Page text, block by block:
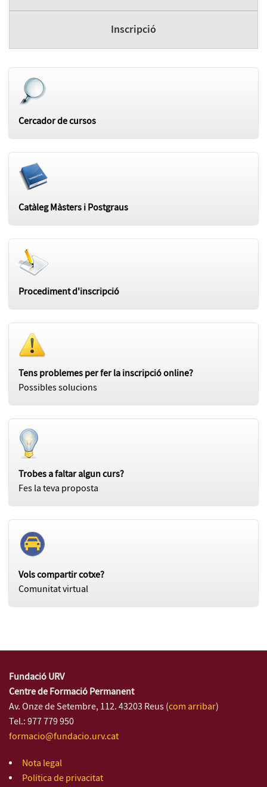
Inscripció
Cercador de cursos
Catàleg Màsters i Postgraus
Procediment d'inscripció
Tens problemes per fer la inscripció online?
Possibles solucions
Trobes a faltar algun curs?
Fes la teva proposta
Vols compartir cotxe?
Comunitat virtual
Fundació URV
Centre de Formació Permanent
Av. Onze de Setembre, 112. 43203 Reus (com arribar)
Tel.: 977 779 950
formacio@fundacio.urv.cat
Nota legal
Política de privacitat